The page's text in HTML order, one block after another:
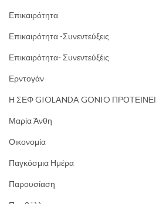
Επικαιρότητα
Επικαιρότητα -Συνεντεύξεις
Επικαιρότητα- Συνεντεύξέις
Ερντογάν
Η ΣΕΦ GIOLANDA GONIO ΠΡΟΤΕΙΝΕΙ
Μαρία Άνθη
Οικονομία
Παγκόσμια Ημέρα
Παρουσίαση